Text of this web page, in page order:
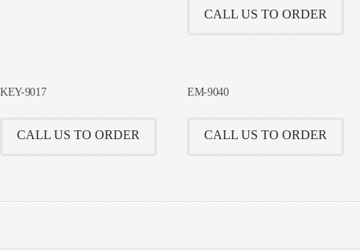
CALL US TO ORDER
KEY-9017
CALL US TO ORDER
EM-9040
CALL US TO ORDER